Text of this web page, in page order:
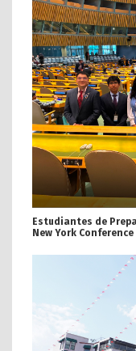
Estudiantes de
New York Conference